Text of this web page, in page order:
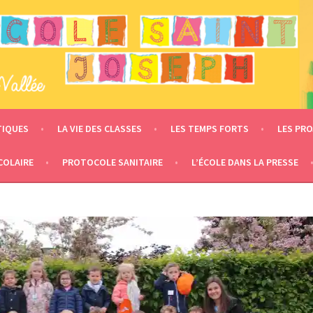
LE MESNIL EN VALLÉE
LA VIE DES CLASSES LES TEMPS FORTS LES
PROTOCOLE SANITAIRE L’ÉCOLE DANS LA PRESSE